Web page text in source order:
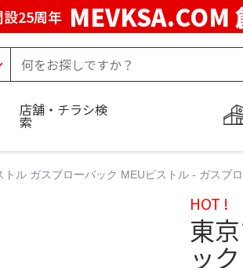
設25周年 MEVKSA.COM
店舗・チラシ検
索
トル ガスブローバック MEUピストル - ガスブ
HOT !
東
ッ